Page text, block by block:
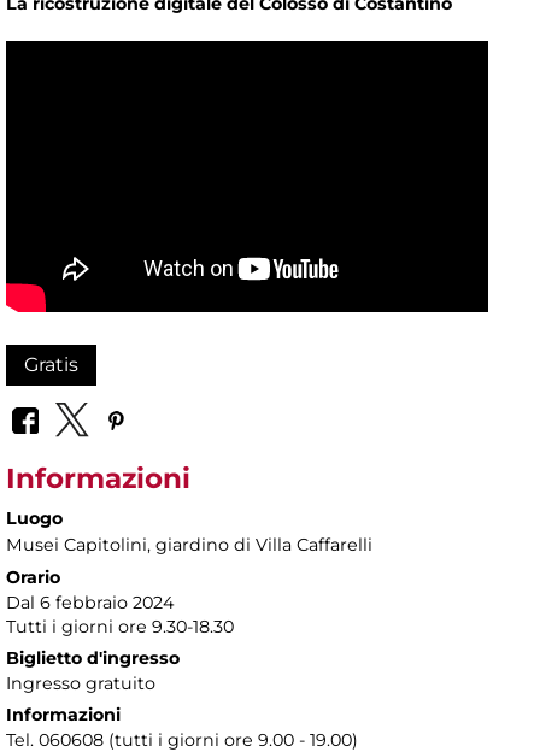
Gratis
Informazioni
Luogo
Musei Capitolini, giardino di Villa Caffarelli
Orario
Dal 6 febbraio 2024
Tutti i giorni ore 9.30-18.30
Biglietto d'ingresso
Ingresso gratuito
Informazioni
Tel. 060608 (tutti i giorni ore 9.00 - 19.00)